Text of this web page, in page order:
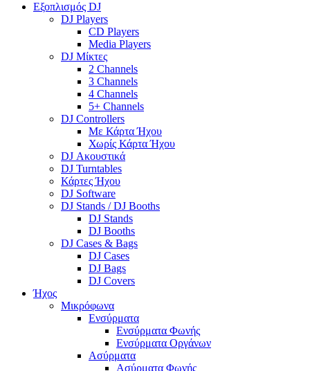
Εξοπλισμός DJ
DJ Players
CD Players
Media Players
DJ Μίκτες
2 Channels
3 Channels
4 Channels
5+ Channels
DJ Controllers
Με Κάρτα Ήχου
Χωρίς Κάρτα Ήχου
DJ Ακουστικά
DJ Turntables
Κάρτες Ήχου
DJ Software
DJ Stands / DJ Booths
DJ Stands
DJ Booths
DJ Cases & Bags
DJ Cases
DJ Bags
DJ Covers
Ήχος
Μικρόφωνα
Ενσύρματα
Ενσύρματα Φωνής
Ενσύρματα Οργάνων
Ασύρματα
Ασύρματα Φωνής